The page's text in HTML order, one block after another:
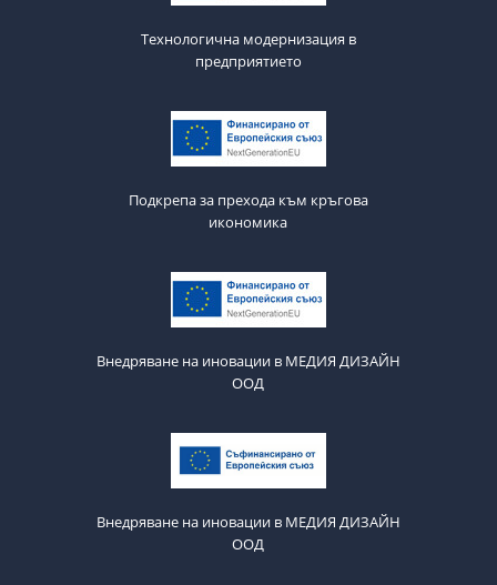
Технологична модернизация в
предприятието
Подкрепа за прехода към кръгова
икономика
Внедряване на иновации в МЕДИЯ ДИЗАЙН
ООД
Внедряване на иновации в МЕДИЯ ДИЗАЙН
ООД